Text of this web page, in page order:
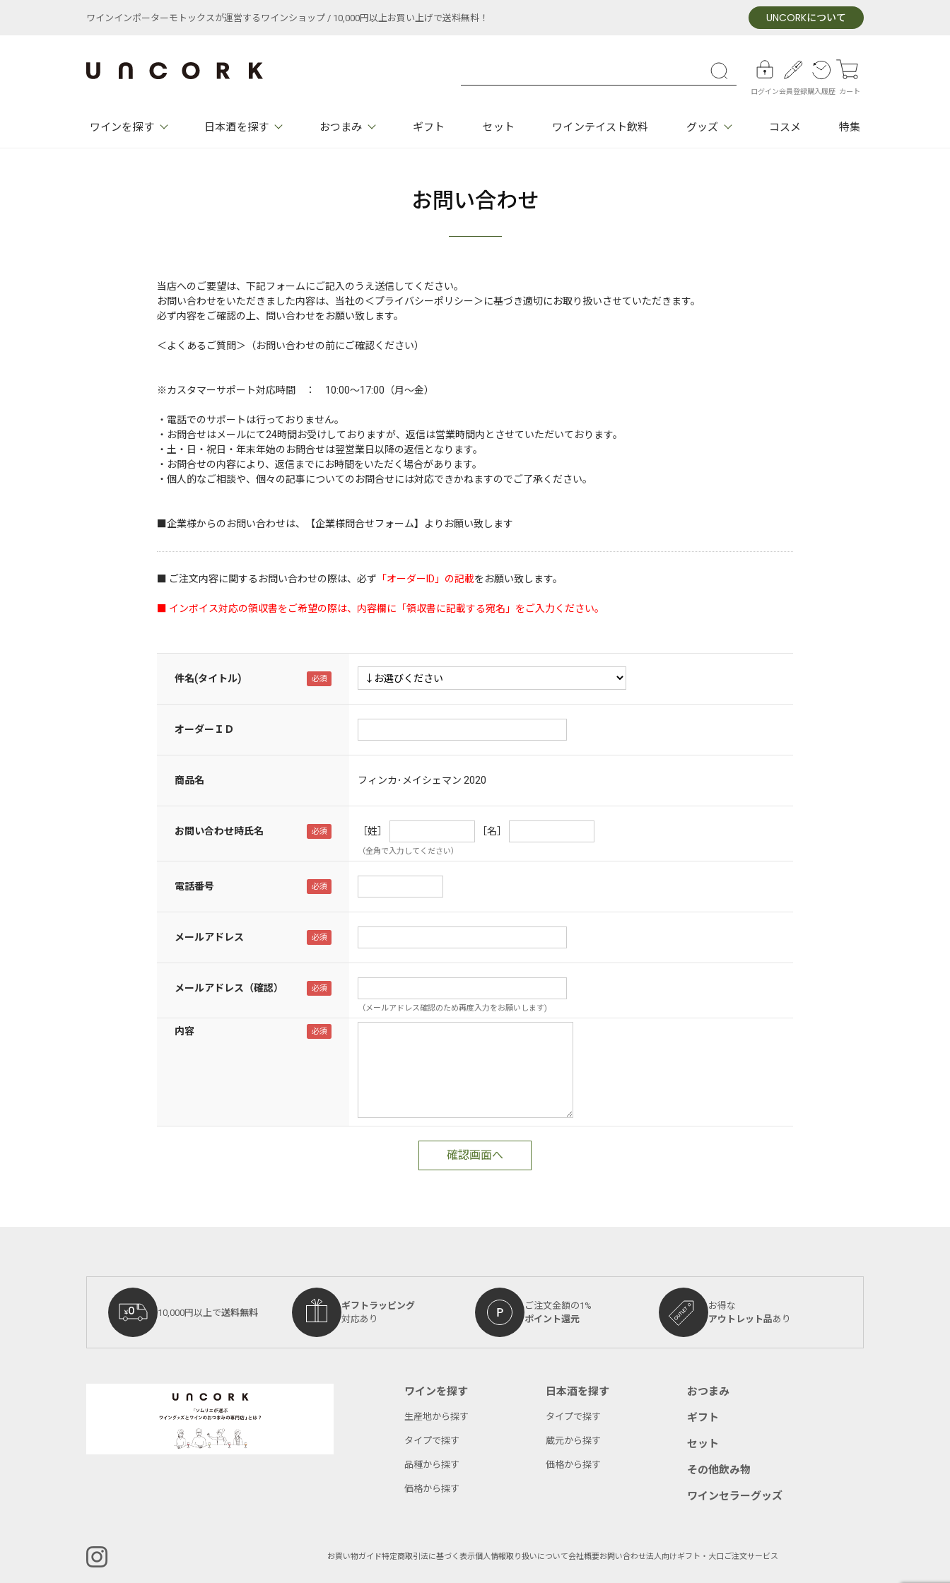
ワインインポーターモトックスが運営するワインショップ / 10,000円以上お買い上げで送料無料！ UNCORKについて
ログイン会員登録購入履歴 カート
ワインを探す 日本酒を探す おつまみ ギフト セット ワインテイスト飲料 グッズ コスメ 特集
お問い合わせ
当店へのご要望は、下記フォームにご記入のうえ送信してください。
お問い合わせをいただきました内容は、当社の＜プライバシーポリシー＞に基づき適切にお取り扱いさせていただきます。
必ず内容をご確認の上、問い合わせをお願い致します。
＜よくあるご質問＞（お問い合わせの前にご確認ください）
※カスタマーサポート対応時間 ： 10:00～17:00（月～金）
・電話でのサポートは行っておりません。
・お問合せはメールにて24時間お受けしておりますが、返信は営業時間内とさせていただいております。
・土・日・祝日・年末年始のお問合せは翌営業日以降の返信となります。
・お問合せの内容により、返信までにお時間をいただく場合があります。
・個人的なご相談や、個々の記事についてのお問合せには対応できかねますのでご了承ください。
■企業様からのお問い合わせは、 【企業様問合せフォーム】 よりお願い致します
■ ご注文内容に関するお問い合わせの際は、必ず 「オーダーID」の記載をお願い致します。
■ インボイス対応の領収書をご希望の際は、内容欄に「領収書に記載する宛名」をご入力ください。
件名(タイトル)
オーダーＩＤ
商品名 フィンカ･メイシェマン2020
お問い合わせ時氏名 ［姓］ ［名］
（全角で入力してください）
電話番号
メールアドレス
メールアドレス（確認）
（メールアドレス確認のため再度入力をお願いします)
内容
10,000円以上で送料無料
ギフトラッピング
対応あり
ご注文金額の1%
ポイント還元
お得な
アウトレット品あり
ワインを探す
生産地から探す
タイプで探す
品種から探す
価格から探す
日本酒を探す
タイプで探す
蔵元から探す
価格から探す
おつまみ
ギフト
セット
その他飲み物
ワインセラーグッズ
お買い物ガイド特定商取引法に基づく表示個人情報取り扱いについて会社概要お問い合わせ法人向けギフト・大口ご注文サービス